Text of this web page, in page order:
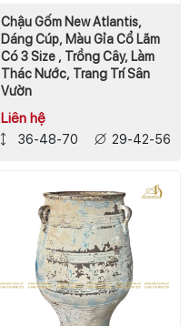
Chậu Gốm New Atlantis,
Dáng Cúp, Màu Gỉa Cổ Lãm
Có 3 Size , Trồng Cây, Làm
Thác Nước, Trang Trí Sân
Vườn
Liên hệ
36-48-70 29-42-56